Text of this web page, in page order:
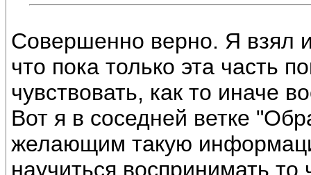
Совершенно верно. Я взял
что пока только эта часть
чувствовать, как то иначе
Вот я в соседней ветке
желающим такую
научиться воспринимать то